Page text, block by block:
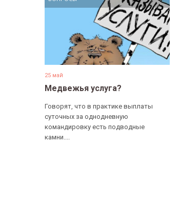
25 май
Медвежья услуга?
Говорят, что в практике выплаты
суточных за однодневную
командировку есть подводные
камни....